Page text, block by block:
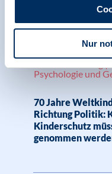
Nur
Psychologie und
70 Jahre
Richtung Politik:
Kinderschutz
genommen